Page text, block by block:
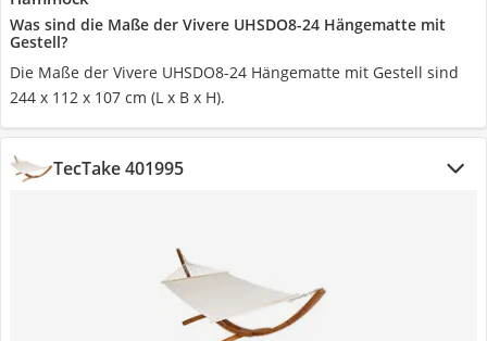
Was sind die Maße der Vivere UHSDO8-24 Hängematte mit
Gestell?
Die Maße der Vivere UHSDO8-24 Hängematte mit Gestell sind
244 x 112 x 107 cm (L x B x H).
TecTake 401995